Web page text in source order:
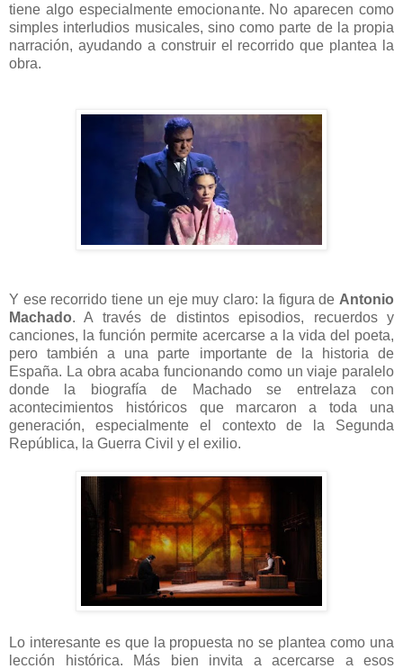
tiene algo especialmente emocionante. No aparecen como
simples interludios musicales, sino como parte de la propia
narración, ayudando a construir el recorrido que plantea la
obra.
Y ese recorrido tiene un eje muy claro: la figura de Antonio
Machado. A través de distintos episodios, recuerdos y
canciones, la función permite acercarse a la vida del poeta,
pero también a una parte importante de la historia de
España. La obra acaba funcionando como un viaje paralelo
donde la biografía de Machado se entrelaza con
acontecimientos históricos que marcaron a toda una
generación, especialmente el contexto de la Segunda
República, la Guerra Civil y el exilio.
Lo interesante es que la propuesta no se plantea como una
lección histórica. Más bien invita a acercarse a esos